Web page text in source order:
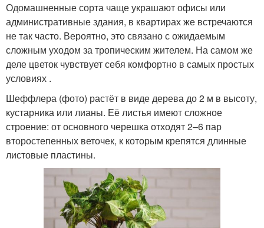
Одомашненные сорта чаще украшают офисы или
административные здания, в квартирах же встречаются
не так часто. Вероятно, это связано с ожидаемым
сложным уходом за тропическим жителем. На самом же
деле цветок чувствует себя комфортно в самых простых
условиях .
Шеффлера (фото) растёт в виде дерева до 2 м в высоту,
кустарника или лианы. Её листья имеют сложное
строение: от основного черешка отходят 2–6 пар
второстепенных веточек, к которым крепятся длинные
листовые пластины.